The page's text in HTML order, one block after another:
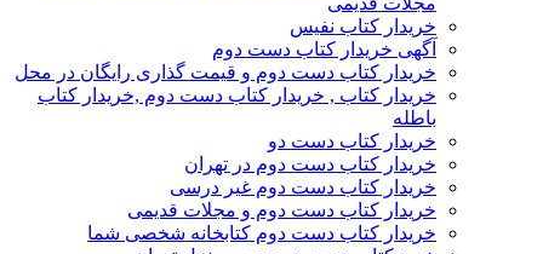
خریدار کتاب نفیس
آگهی خریدار کتاب دست دوم
خریدار کتاب دست دوم و قیمت گذاری رایگان در محل
خریدار کتاب , خریدار کتاب دست دوم ,خریدار کتاب
باطله
خریدار کتاب دست دو
خریدار کتاب دست دوم در تهران
خریدار کتاب دست دوم غیر درسی
خریدار کتاب دست دوم و مجلات قدیمی
خریدار کتاب دست دوم کتابخانه شخصی شما